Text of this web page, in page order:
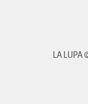
LA LUPA